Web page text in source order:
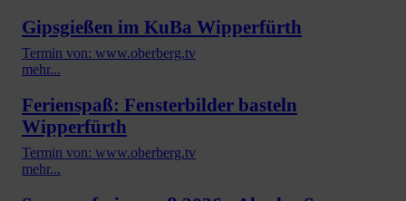
Gipsgießen im KuBa Wipperfürth
Termin von: www.oberberg.tv
mehr...
Ferienspaß: Fensterbilder basteln
Wipperfürth
Termin von: www.oberberg.tv
mehr...